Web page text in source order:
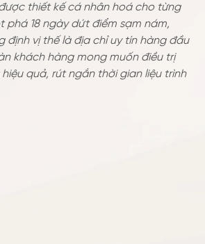
thiết kế cá nhân hoá cho từng
phá 18 ngày dứt điểm sạm nám,
định vị thế là địa chỉ uy tín hàng đầu
khách hàng mong muốn điều trị
quả, rút ngắn thời gian liệu trình